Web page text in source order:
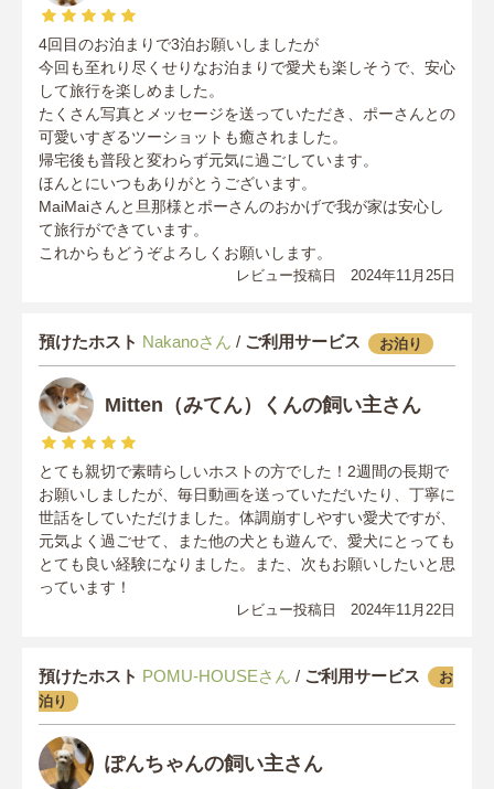
4回目のお泊まりで3泊お願いしましたが
今回も至れり尽くせりなお泊まりで愛犬も楽しそうで、安心
して旅行を楽しめました。
たくさん写真とメッセージを送っていただき、ポーさんとの
可愛いすぎるツーショットも癒されました。
帰宅後も普段と変わらず元気に過ごしています。
ほんとにいつもありがとうございます。
MaiMaiさんと旦那様とポーさんのおかげで我が家は安心し
て旅行ができています。
これからもどうぞよろしくお願いします。
レビュー投稿日 2024年11月25日
預けたホスト Nakanoさん / ご利用サービス お泊り
Mitten（みてん）くんの飼い主さん
とても親切で素晴らしいホストの方でした！2週間の長期で
お願いしましたが、毎日動画を送っていただいたり、丁寧に
世話をしていただけました。体調崩すしやすい愛犬ですが、
元気よく過ごせて、また他の犬とも遊んで、愛犬にとっても
とても良い経験になりました。また、次もお願いしたいと思
っています！
レビュー投稿日 2024年11月22日
預けたホスト POMU-HOUSEさん / ご利用サービス
お
泊り
ぽんちゃんの飼い主さん